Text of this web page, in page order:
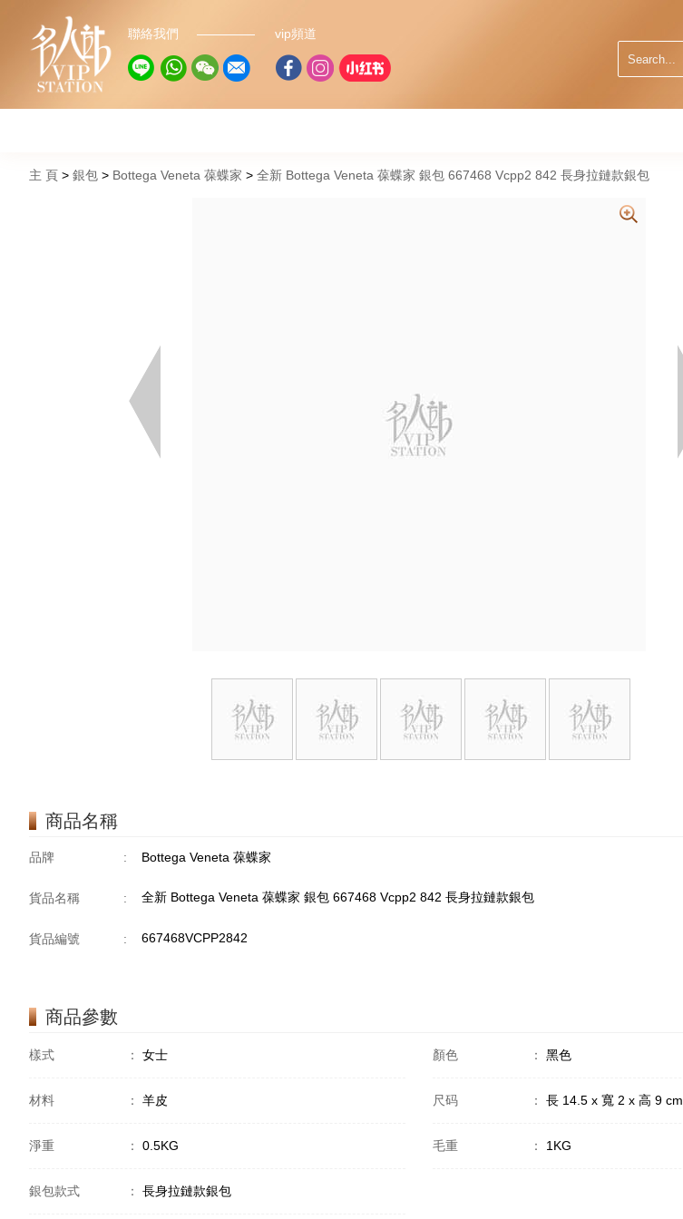
聯絡我們 vip頻道
主 頁 銀包 Bottega Veneta 葆蝶家 全新 Bottega Veneta 葆蝶家 銀包 667468 Vcpp2 842 長身拉鏈款銀包
商品名稱
品牌 : Bottega Veneta 葆蝶家
貨品名稱 : 全新 Bottega Veneta 葆蝶家 銀包 667468 Vcpp2 842 長身拉鏈款銀包
貨品編號 : 667468VCPP2842
商品參數
樣式 ： 女士 顏色 ： 黑色
材料 ： 羊皮 尺码 ： 長 14.5 x 寬 2 x 高 9 cm
淨重 ： 0.5KG 毛重 ： 1KG
銀包款式 ： 長身拉鏈款銀包